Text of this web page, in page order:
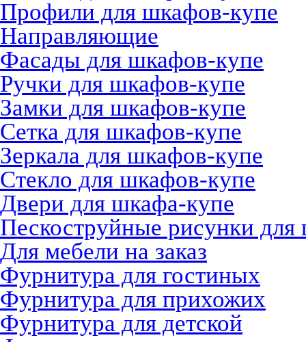
Профили для шкафов-купе
Направляющие
Фасады для шкафов-купе
Ручки для шкафов-купе
Замки для шкафов-купе
Сетка для шкафов-купе
Зеркала для шкафов-купе
Стекло для шкафов-купе
Двери для шкафа-купе
Пескоструйные рисунки
Для мебели на заказ
Фурнитура для гостиных
Фурнитура для прихожих
Фурнитура для детской